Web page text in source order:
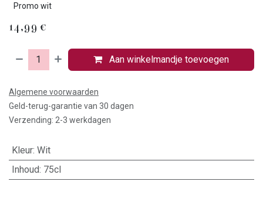
Promo wit
14,99 €
Aan winkelmandje toevoegen
Algemene voorwaarden
Geld-terug-garantie van 30 dagen
Verzending: 2-3 werkdagen
Kleur: Wit
Inhoud: 75cl